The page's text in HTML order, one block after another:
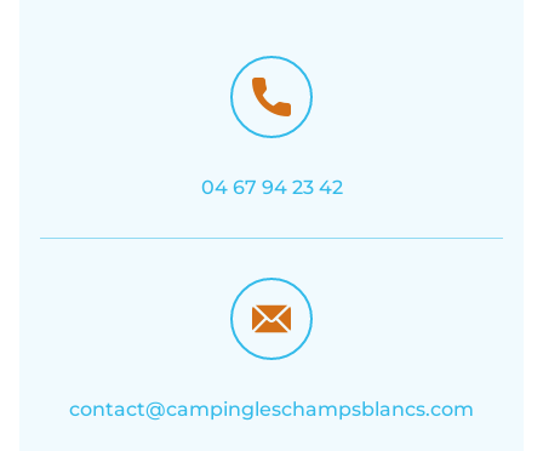
04 67 94 23 42
contact@campingleschampsblancs.com